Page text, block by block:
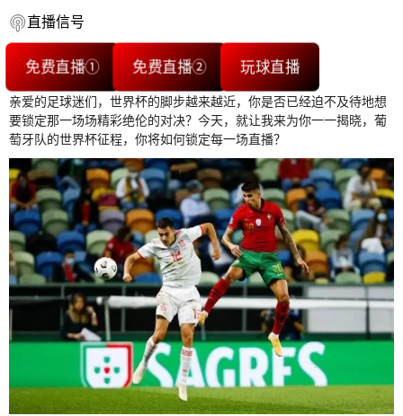
直播信号
免费直播① 免费直播② 玩球直播
亲爱的足球迷们，世界杯的脚步越来越近，你是否已经迫不及待地想
要锁定那一场场精彩绝伦的对决？今天，就让我来为你一一揭晓，葡
萄牙队的世界杯征程，你将如何锁定每一场直播？